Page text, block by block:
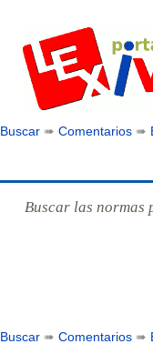
Buscar➠ Comentarios➠
Buscar las normas
Buscar➠ Comentarios➠